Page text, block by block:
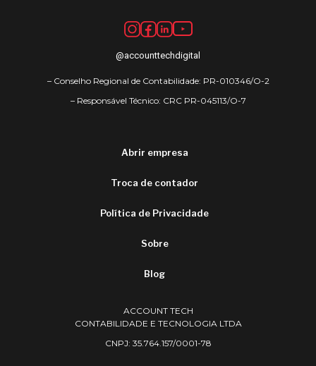
@accounttechdigital
– Conselho Regional de Contabilidade: PR-010346/O-2
– Responsável Técnico: CRC PR-045113/O-7
Abrir empresa
Troca de contador
Política de Privacidade
Sobre
Blog
ACCOUNT TECH
CONTABILIDADE E TECNOLOGIA LTDA
CNPJ: 35.764.157/0001-78